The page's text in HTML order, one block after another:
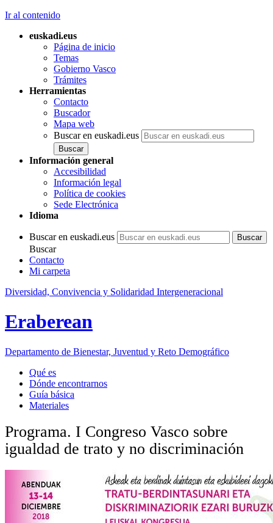
Ir al contenido
euskadi.eus
Página de inicio
Temas
Gobierno Vasco
Trámites
Herramientas
Contacto
Buscador
Mapa web
Buscar en euskadi.eus
Información general
Accesibilidad
Información legal
Política de cookies
Sede Electrónica
Idioma
Buscar en euskadi.eus
Buscar
Contacto
Mi carpeta
Diversidad, Convivencia y Solidaridad Intergeneracional
Eraberean
Departamento de Bienestar, Juventud y Reto Demográfico
Qué es
Dónde encontrarnos
Guía básica
Materiales
Programa. I Congreso Vasco sobre
igualdad de trato y no discriminación